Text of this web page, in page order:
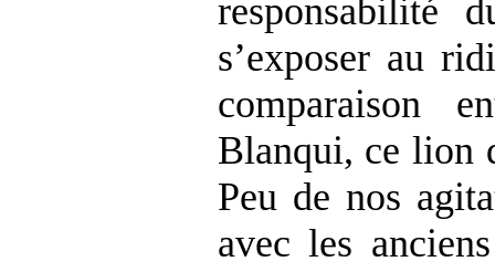
responsabilité
s’exposer au
comparaison
Blanqui, ce lion
Peu de nos
avec les